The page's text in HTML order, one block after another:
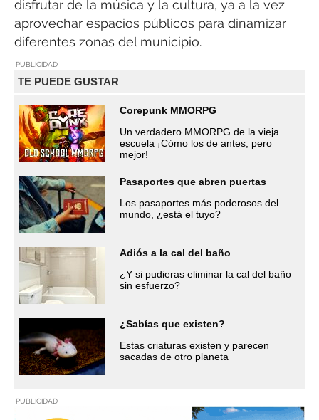
disfrutar de la música y la cultura, ya a la vez
aprovechar espacios públicos para dinamizar
diferentes zonas del municipio.
PUBLICIDAD
TE PUEDE GUSTAR
Corepunk MMORPG
Un verdadero MMORPG de la vieja
escuela ¡Cómo los de antes, pero
mejor!
Pasaportes que abren puertas
Los pasaportes más poderosos del
mundo, ¿está el tuyo?
Adiós a la cal del baño
¿Y si pudieras eliminar la cal del baño
sin esfuerzo?
¿Sabías que existen?
Estas criaturas existen y parecen
sacadas de otro planeta
PUBLICIDAD